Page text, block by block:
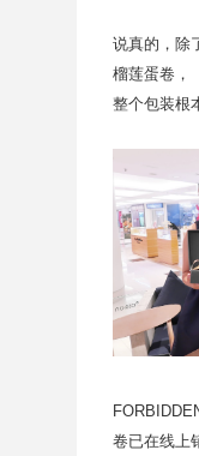
说真的，除
榴莲蛋卷，
整个包装根
卷已在线上